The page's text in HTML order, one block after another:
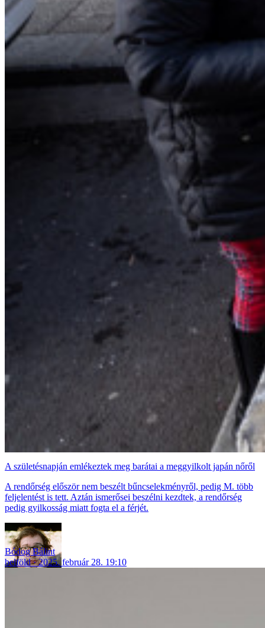
A születésnapján emlékeztek meg barátai a meggyilkolt japán nőről
A rendőrség először nem beszélt bűncselekményről, pedig M. több
feljelentést is tett. Aztán ismerősei beszélni kezdtek, a rendőrség
pedig gyilkosság miatt fogta el a férjét.
Bódog Bálint
belföld
2025. február 28. 19:10